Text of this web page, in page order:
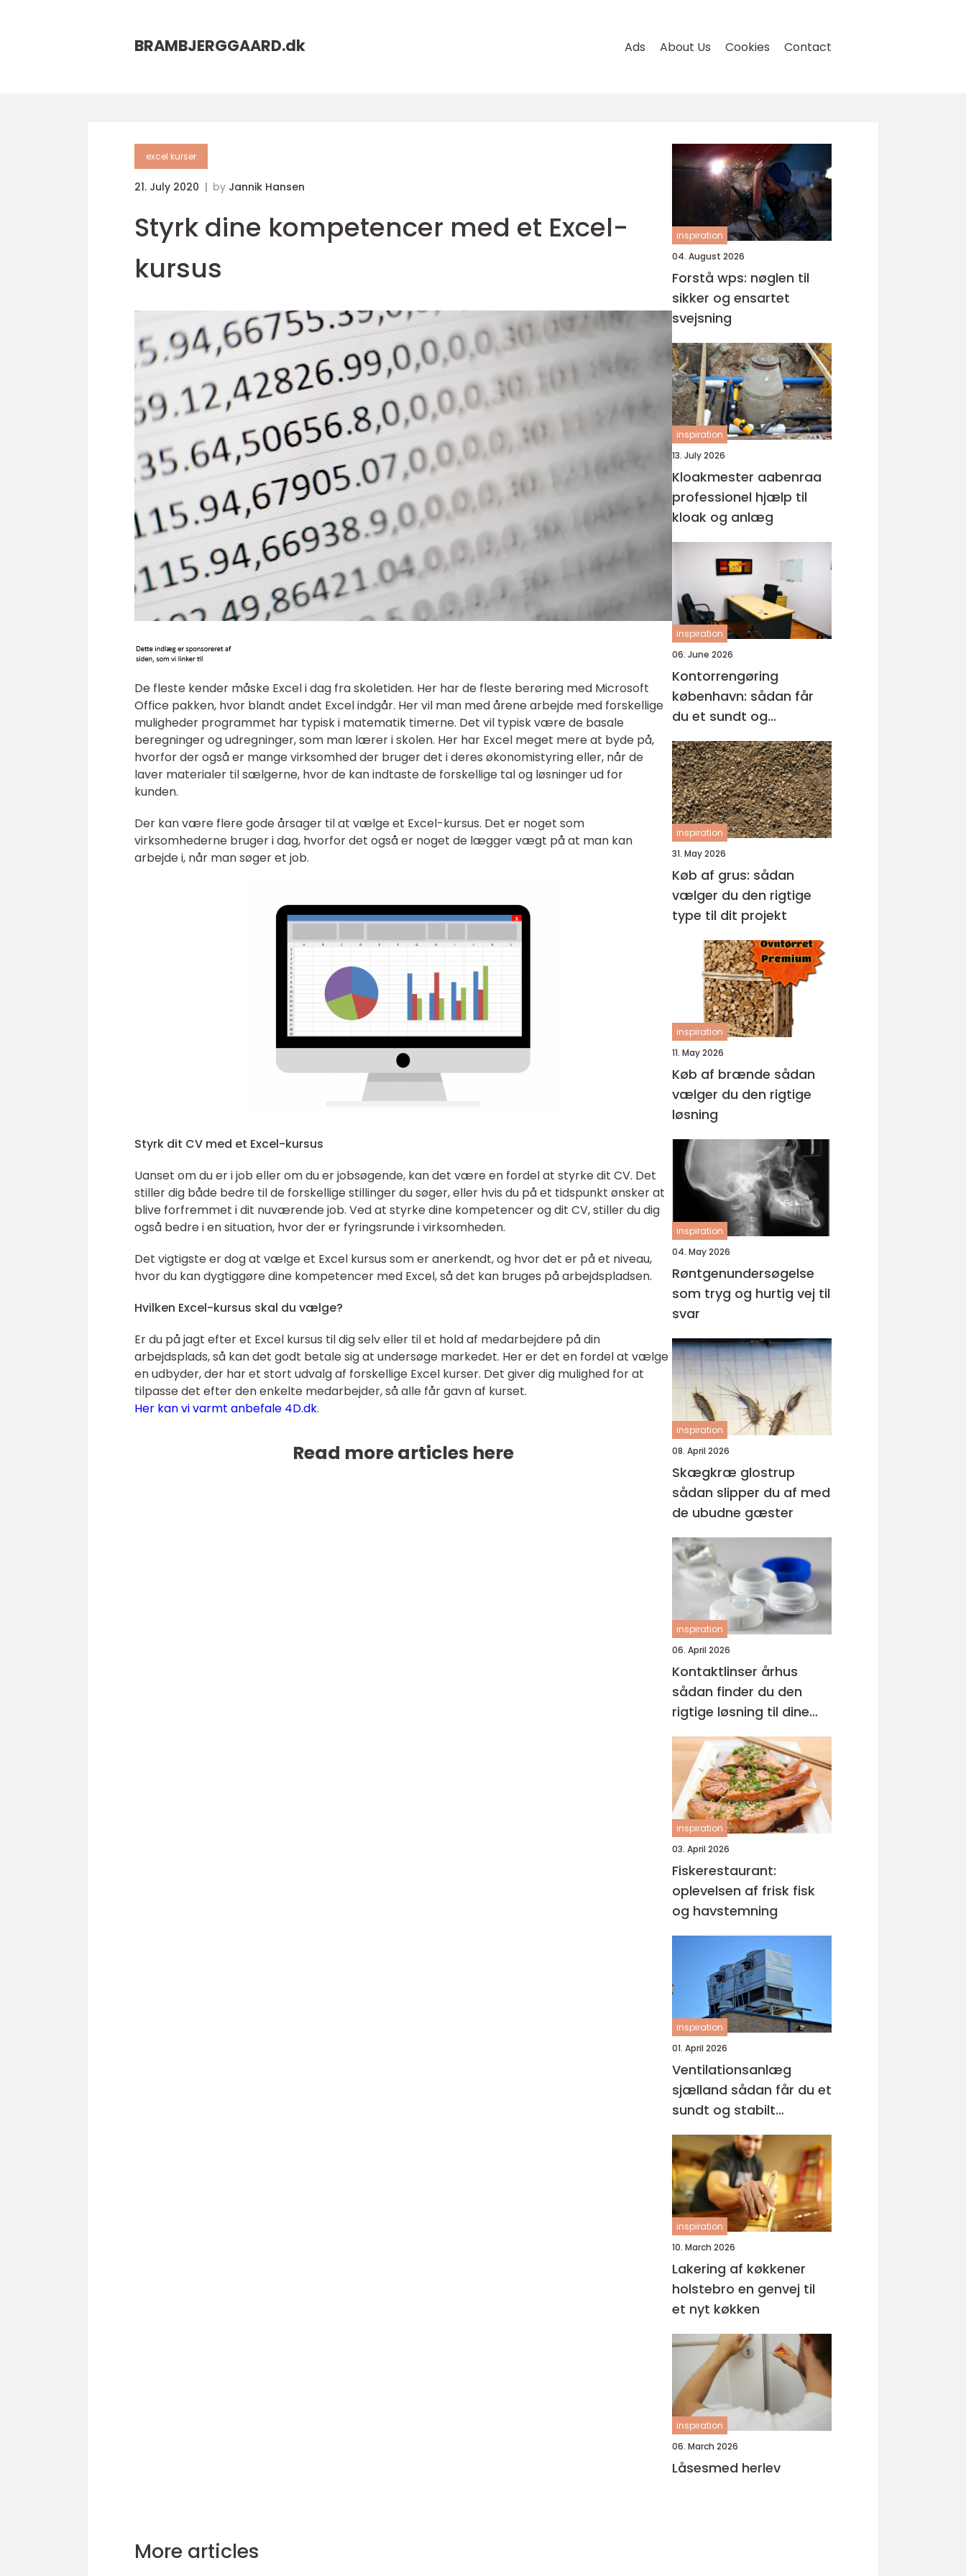
BRAMBJERGGAARD.dk Ads About Us Cookies Contact
excel kurser
21. July 2020 by Jannik Hansen
Styrk dine kompetencer med et Excel-
kursus
De fleste kender måske Excel i dag fra skoletiden. Her har de fleste berøring med Microsoft
Office pakken, hvor blandt andet Excel indgår. Her vil man med årene arbejde med forskellige
muligheder programmet har typisk i matematik timerne. Det vil typisk være de basale
beregninger og udregninger, som man lærer i skolen. Her har Excel meget mere at byde på,
hvorfor der også er mange virksomhed der bruger det i deres økonomistyring eller, når de
laver materialer til sælgerne, hvor de kan indtaste de forskellige tal og løsninger ud for
kunden.
Der kan være flere gode årsager til at vælge et Excel-kursus. Det er noget som
virksomhederne bruger i dag, hvorfor det også er noget de lægger vægt på at man kan
arbejde i, når man søger et job.
Styrk dit CV med et Excel-kursus
Uanset om du er i job eller om du er jobsøgende, kan det være en fordel at styrke dit CV. Det
stiller dig både bedre til de forskellige stillinger du søger, eller hvis du på et tidspunkt ønsker at
blive forfremmet i dit nuværende job. Ved at styrke dine kompetencer og dit CV, stiller du dig
også bedre i en situation, hvor der er fyringsrunde i virksomheden.
Det vigtigste er dog at vælge et Excel kursus som er anerkendt, og hvor det er på et niveau,
hvor du kan dygtiggøre dine kompetencer med Excel, så det kan bruges på arbejdspladsen.
Hvilken Excel-kursus skal du vælge?
Er du på jagt efter et Excel kursus til dig selv eller til et hold af medarbejdere på din
arbejdsplads, så kan det godt betale sig at undersøge markedet. Her er det en fordel at vælge
en udbyder, der har et stort udvalg af forskellige Excel kurser. Det giver dig mulighed for at
tilpasse det efter den enkelte medarbejder, så alle får gavn af kurset.
Her kan vi varmt anbefale 4D.dk.
Read more articles here
inspiration
04. August 2026
Forstå wps: nøglen til
sikker og ensartet
svejsning
inspiration
13. July 2026
Kloakmester aabenraa
professionel hjælp til
kloak og anlæg
inspiration
06. June 2026
Kontorrengøring
københavn: sådan får
du et sundt og
professionelt
arbejdsmiljø
inspiration
31. May 2026
Køb af grus: sådan
vælger du den rigtige
type til dit projekt
inspiration
11. May 2026
Køb af brænde sådan
vælger du den rigtige
løsning
inspiration
04. May 2026
Røntgenundersøgelse
som tryg og hurtig vej til
svar
inspiration
08. April 2026
Skægkræ glostrup
sådan slipper du af med
de ubudne gæster
inspiration
06. April 2026
Kontaktlinser århus
sådan finder du den
rigtige løsning til dine
øjne
inspiration
03. April 2026
Fiskerestaurant:
oplevelsen af frisk fisk
og havstemning
inspiration
01. April 2026
Ventilationsanlæg
sjælland sådan får du et
sundt og stabilt
indeklima
inspiration
10. March 2026
Lakering af køkkener
holstebro en genvej til
et nyt køkken
inspiration
06. March 2026
Låsesmed herlev
More articles